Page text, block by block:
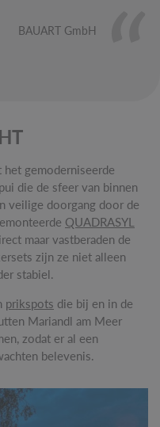
BAUART GmbH
gemoderniseerde
die de sfeer van binnen
veilige doorgang door de
QUADRASYL
maar vastberaden de
zijn ze niet alleen
stabiel.
prikspots die bij en in de
Mariandl am Meer
zodat er al een
belevenis.